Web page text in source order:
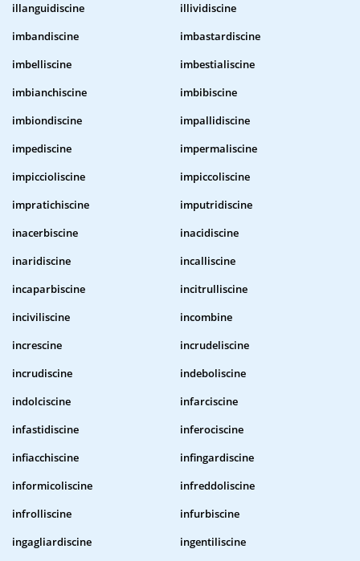
illanguidiscine
illividiscine
imbandiscine
imbastardiscine
imbelliscine
imbestialiscine
imbianchiscine
imbibiscine
imbiondiscine
impallidiscine
impediscine
impermaliscine
impiccioliscine
impiccoliscine
impratichiscine
imputridiscine
inacerbiscine
inacidiscine
inaridiscine
incalliscine
incaparbiscine
incitrulliscine
inciviliscine
incombine
increscine
incrudeliscine
incrudiscine
indeboliscine
indolciscine
infarciscine
infastidiscine
inferociscine
infiacchiscine
infingardiscine
informicoliscine
infreddoliscine
infrolliscine
infurbiscine
ingagliardiscine
ingentiliscine